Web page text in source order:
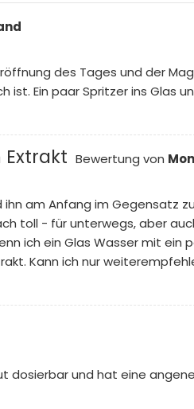
des Tages und der
ist. Ein paar Spritzer ins Glas
Bewertung von
am Anfang im Gegensatz
toll - für unterwegs, aber
ich ein Glas Wasser mit ein
Kann ich nur
dosierbar und hat eine